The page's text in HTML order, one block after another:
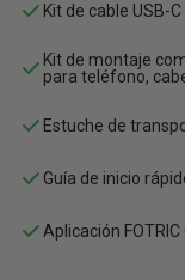
Kit de cable USB-C
Kit de montaje
para teléfono,
Estuche de
Guía de inicio
Aplicación